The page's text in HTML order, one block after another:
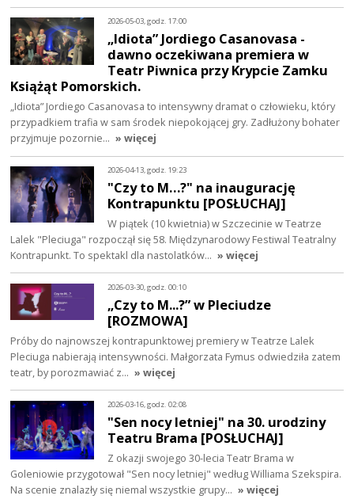
2026-05-03, godz. 17:00
„Idiota” Jordiego Casanovasa -
dawno oczekiwana premiera w
Teatr Piwnica przy Krypcie Zamku
Książąt Pomorskich.
„Idiota” Jordiego Casanovasa to intensywny dramat o człowieku, który
przypadkiem trafia w sam środek niepokojącej gry. Zadłużony bohater
przyjmuje pozornie… » więcej
2026-04-13, godz. 19:23
"Czy to M…?" na inaugurację
Kontrapunktu [POSŁUCHAJ]
W piątek (10 kwietnia) w Szczecinie w Teatrze
Lalek "Pleciuga" rozpoczął się 58. Międzynarodowy Festiwal Teatralny
Kontrapunkt. To spektakl dla nastolatków… » więcej
2026-03-30, godz. 00:10
„Czy to M...?” w Pleciudze
[ROZMOWA]
Próby do najnowszej kontrapunktowej premiery w Teatrze Lalek
Pleciuga nabierają intensywności. Małgorzata Fymus odwiedziła zatem
teatr, by porozmawiać z… » więcej
2026-03-16, godz. 02:08
"Sen nocy letniej" na 30. urodziny
Teatru Brama [POSŁUCHAJ]
Z okazji swojego 30-lecia Teatr Brama w
Goleniowie przygotował "Sen nocy letniej" według Williama Szekspira.
Na scenie znalazły się niemal wszystkie grupy… » więcej